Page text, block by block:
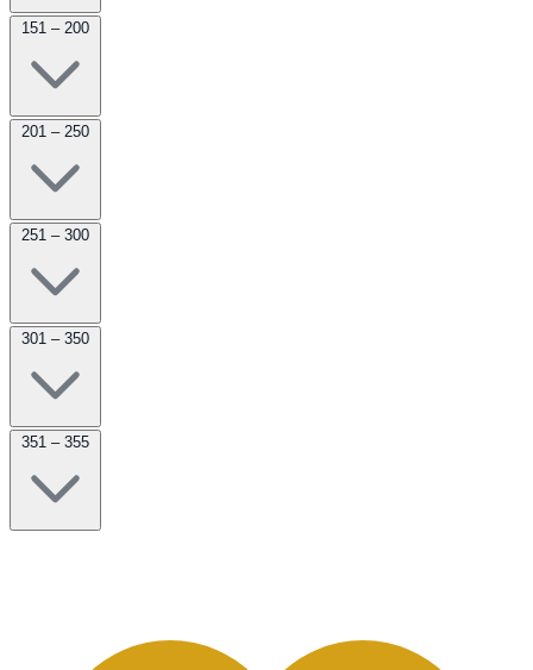
151 – 200
201 – 250
251 – 300
301 – 350
351 – 355